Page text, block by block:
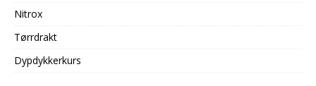
Nitrox
Tørrdrakt
Dypdykkerkurs